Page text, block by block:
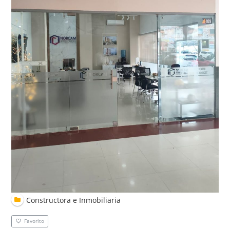
Constructora e Inmobiliaria
Favorito